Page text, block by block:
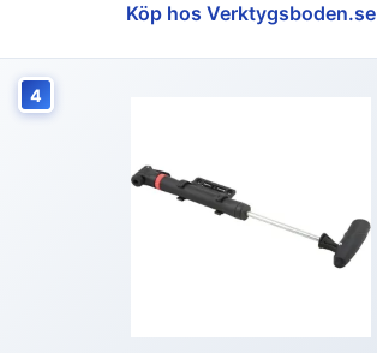
Köp hos Verktygsboden.se
4